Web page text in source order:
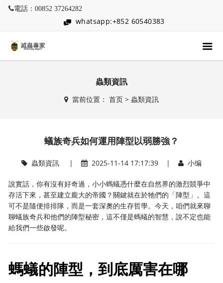
電話：00852 37264282
whatsapp:+852 60540383
蟲類資訊
當前位置： 首页> 蟲類資訊
蟻族奇兵如何運用陣型以弱勝強？
蟲類資訊| 2025-11-14 17:17:39 | 小编
說實話，你有沒有好奇過，小小螞蟻憑什麼在自然界的激烈競爭中
存活下來，甚至建立龐大的帝國？關鍵就在於牠們的「陣型」。這
可不是隨便排排隊，而是一套深奧的生存哲學。今天，咱們就來聊
聊蟻族奇兵和他們的陣型秘密，這不僅是螞蟻的智慧，說不定也能
給我們一些啟發呢。
螞蟻的陣型，到底厲害在哪